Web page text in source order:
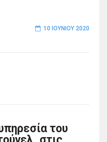
10 ΙΟΥΝΊΟΥ 2020
του